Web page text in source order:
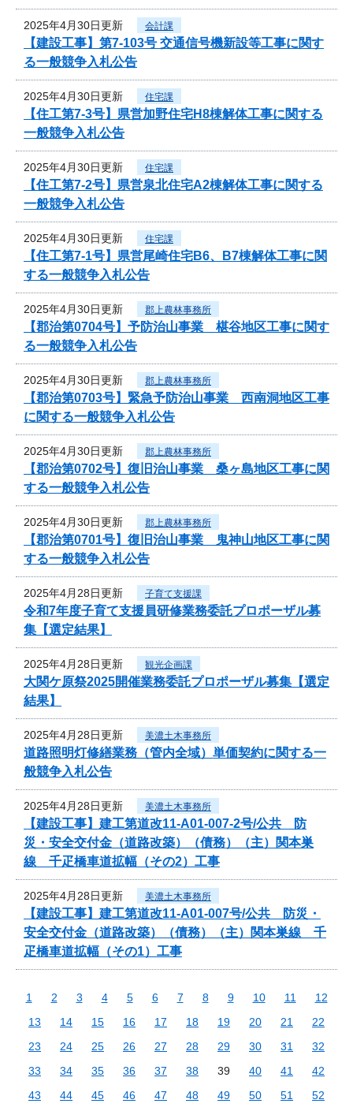
2025年4月30日更新 会計課
【建設工事】第7-103号 交通信号機新設等工事に関す
る一般競争入札公告
2025年4月30日更新 住宅課
【住工第7-3号】県営加野住宅H8棟解体工事に関する
一般競争入札公告
2025年4月30日更新 住宅課
【住工第7-2号】県営泉北住宅A2棟解体工事に関する
一般競争入札公告
2025年4月30日更新 住宅課
【住工第7-1号】県営尾崎住宅B6、B7棟解体工事に関
する一般競争入札公告
2025年4月30日更新 郡上農林事務所
【郡治第0704号】予防治山事業 椹谷地区工事に関す
る一般競争入札公告
2025年4月30日更新 郡上農林事務所
【郡治第0703号】緊急予防治山事業 西南洞地区工事
に関する一般競争入札公告
2025年4月30日更新 郡上農林事務所
【郡治第0702号】復旧治山事業 桑ヶ島地区工事に関
する一般競争入札公告
2025年4月30日更新 郡上農林事務所
【郡治第0701号】復旧治山事業 鬼神山地区工事に関
する一般競争入札公告
2025年4月28日更新 子育て支援課
令和7年度子育て支援員研修業務委託プロポーザル募
集【選定結果】
2025年4月28日更新 観光企画課
大関ケ原祭2025開催業務委託プロポーザル募集【選定
結果】
2025年4月28日更新 美濃土木事務所
道路照明灯修繕業務（管内全域）単価契約に関する一
般競争入札公告
2025年4月28日更新 美濃土木事務所
【建設工事】建工第道改11-A01-007-2号/公共 防
災・安全交付金（道路改築）（債務）（主）関本巣
線 千疋橋車道拡幅（その2）工事
2025年4月28日更新 美濃土木事務所
【建設工事】建工第道改11-A01-007号/公共 防災・
安全交付金（道路改築）（債務）（主）関本巣線 千
疋橋車道拡幅（その1）工事
1 2 3 4 5 6 7 8 9 10 11
12
13
14 15 16 17 18 19 20 21
22
23
24 25 26 27 28 29 30 31
32
33
34 35 36 37 38 39 40 41
42
43
44 45 46 47 48 49 50 51
52